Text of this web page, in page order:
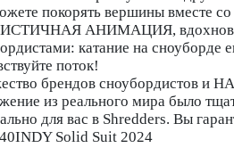
покорять вершины вместе
АНИМАЦИЯ,
катание на сноуборде
поток!
брендов сноубордистов и
из реального мира было
для вас в Shredders. Вы
Solid Suit 2024